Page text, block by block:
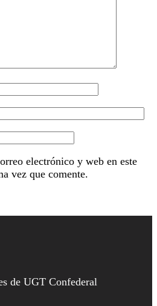
electrónico y web en este
vez que comente.
de UGT Confederal